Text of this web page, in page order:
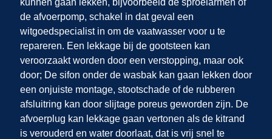
de afvoerpomp, schakel in dat geval een
witgoedspecialist in om de vaatwasser voor u te
repareren. Een lekkage bij de gootsteen kan
veroorzaakt worden door een verstopping, maar ook
door; De sifon onder de wasbak kan gaan lekken door
een onjuiste montage, stootschade of de rubberen
afsluitring kan door slijtage poreus geworden zijn. De
afvoerplug kan lekkage gaan vertonen als de kitrand
is verouderd en water doorlaat, dat is vrij snel te